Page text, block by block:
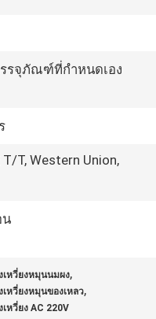
รจุภัณฑ์ที่กำหนดเอง
T/T, Western Union,
น
เหวี่ยงหมุนนมผง,
เหวี่ยงหมุนของเหลว,
เหวี่ยง AC 220V